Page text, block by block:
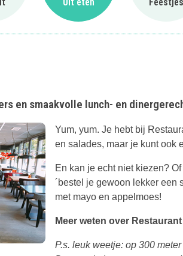
en smaakvolle lunch- en
Yum, yum. Je hebt bij
en salades, maar je kunt ook
En kan je echt niet kiezen?
´bestel je gewoon lekker een
met mayo en appelmoes!
Meer weten over
P.s. leuk weetje: op 300